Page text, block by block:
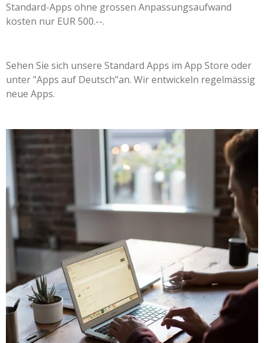
Standard-Apps ohne grossen Anpassungsaufwand
kosten nur EUR 500.--.
Sehen Sie sich unsere Standard Apps im App Store oder
unter "Apps auf Deutsch"an. Wir entwickeln regelmässig
neue Apps.